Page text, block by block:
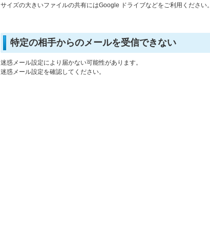
サイズの大きいファイルの共有にはGoogle ドライブなどをご利用ください。
特定の相手からのメールを受信できない
迷惑メール設定により届かない可能性があります。
迷惑メール設定を確認してください。